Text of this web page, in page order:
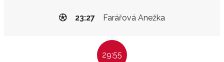
Farářová Anežka
23:27
29:55